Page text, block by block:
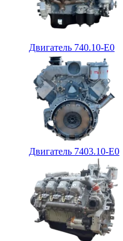
Двигатель 740.10-E0
Двигатель 7403.10-E0